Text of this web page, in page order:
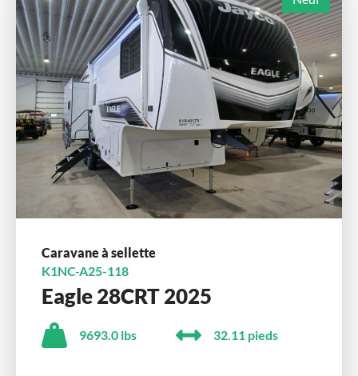
Caravane à sellette
K1NC-A25-118
Eagle 28CRT 2025
9693.0 lbs 32.11 pieds